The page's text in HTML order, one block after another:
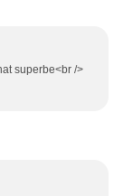
superbe<br />